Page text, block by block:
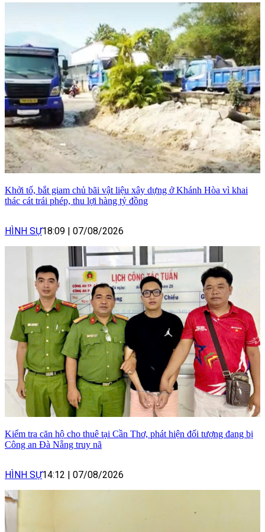
Khởi tố, bắt giam chủ bãi vật liệu xây dựng ở Khánh Hòa vì khai
thác cát trái phép, thu lợi hàng tỷ đồng
HÌNH SỰ18:09 07/08/2026
Kiểm tra căn hộ cho thuê tại Cần Thơ, phát hiện đối tượng đang bị
Công an Đà Nẵng truy nã
HÌNH SỰ14:12 07/08/2026